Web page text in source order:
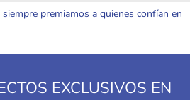
premiamos a quienes confían en
EXCLUSIVOS EN